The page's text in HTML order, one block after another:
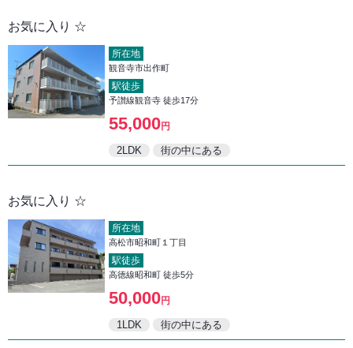
お気に入り ☆
所在地
観音寺市出作町
駅徒歩
予讃線観音寺 徒歩17分
55,000円
2LDK 街の中にある
お気に入り ☆
所在地
高松市昭和町１丁目
駅徒歩
高徳線昭和町 徒歩5分
50,000円
1LDK 街の中にある